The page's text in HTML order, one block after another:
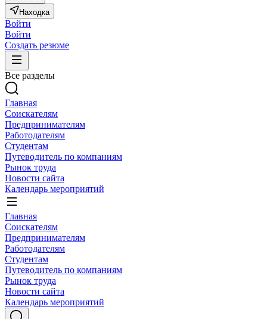
Находка
Войти
Войти
Создать резюме
Все разделы
Главная
Соискателям
Предпринимателям
Работодателям
Студентам
Путеводитель по компаниям
Рынок труда
Новости сайта
Календарь мероприятий
Главная
Соискателям
Предпринимателям
Работодателям
Студентам
Путеводитель по компаниям
Рынок труда
Новости сайта
Календарь мероприятий